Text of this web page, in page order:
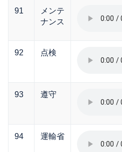
91
メンテ
ナンス
92 点検
93 遵守
94 運輸省